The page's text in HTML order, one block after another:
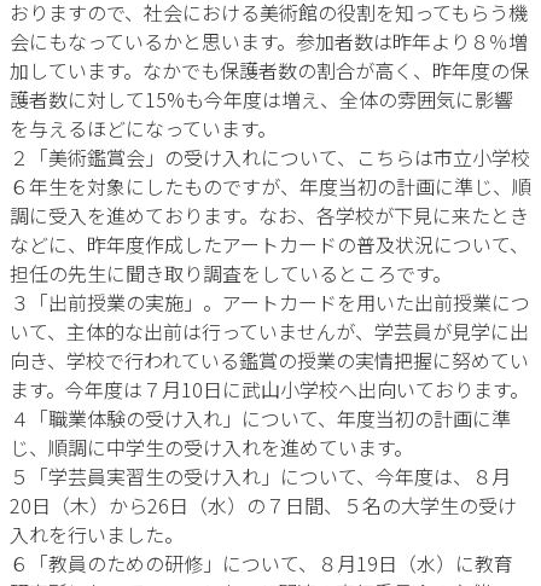
おりますので、社会における美術館の役割を知ってもらう機
会にもなっているかと思います。参加者数は昨年より８％増
加しています。なかでも保護者数の割合が高く、昨年度の保
護者数に対して15%も今年度は増え、全体の雰囲気に影響
を与えるほどになっています。
２「美術鑑賞会」の受け入れについて、こちらは市立小学校
６年生を対象にしたものですが、年度当初の計画に準じ、順
調に受入を進めております。なお、各学校が下見に来たとき
などに、昨年度作成したアートカードの普及状況について、
担任の先生に聞き取り調査をしているところです。
３「出前授業の実施」。アートカードを用いた出前授業につ
いて、主体的な出前は行っていませんが、学芸員が見学に出
向き、学校で行われている鑑賞の授業の実情把握に努めてい
ます。今年度は７月10日に武山小学校へ出向いております。
４「職業体験の受け入れ」について、年度当初の計画に準
じ、順調に中学生の受け入れを進めています。
５「学芸員実習生の受け入れ」について、今年度は、８月
20日（木）から26日（水）の７日間、５名の大学生の受け
入れを行いました。
６「教員のための研修」について、８月19日（水）に教育